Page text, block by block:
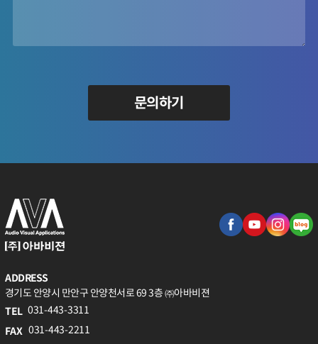
문의하기
ADDRESS
경기도 안양시 만안구 안양천서로 69 3층 ㈜아바비젼
TEL 031-443-3311
FAX 031-443-2211